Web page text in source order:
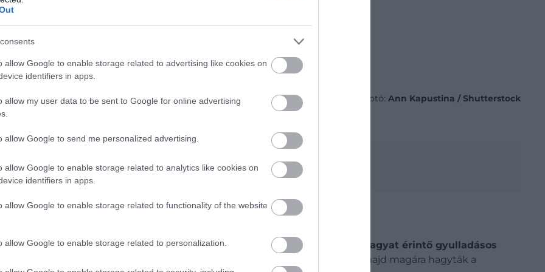
allow Google to enable storage related to advertising like cookies on
identifiers in apps.
allow my user data to be sent to Google for online advertising
allow Google to send me personalized advertising.
allow Google to enable storage related to analytics like cookies on
identifiers in apps.
allow Google to enable storage related to functionality of the website
allow Google to enable storage related to personalization.
Fotó: Ann Kapustina / Shutterstock
köntösben megírta a francia irodalom egyik legnagyobb művét
agyi eredetű állapotot emlegettek; a „phrenitis” kifejezést akkoriban az agyat érintő gyulladásos
le a találgatásokat. Az egyik korai elmélet szerint megverték és kirabolták, majd magára hagyták a